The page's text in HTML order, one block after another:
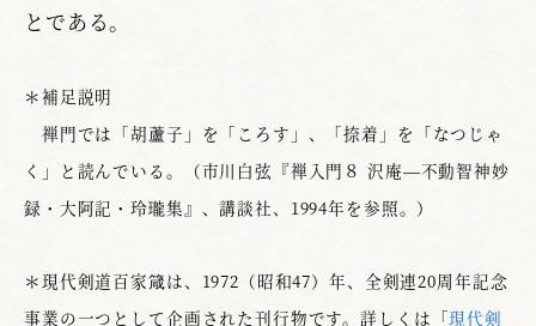
とである。
＊補足説明
禅門では「胡蘆子」を「ころす」、「捺着」を「なつじゃ
く」と読んでいる。（市川白弦『禅入門８ 沢庵—不動智神妙
録・大阿記・玲瓏集』、講談社、1994年を参照。）
＊現代剣道百家箴は、1972（昭和47）年、全剣連20周年記念
事業の一つとして企画された刊行物です。詳しくは「現代剣